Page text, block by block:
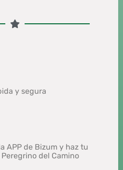
y segura
APP de Bizum y haz tu
del Camino